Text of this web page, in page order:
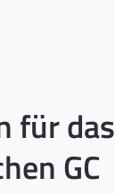
für das
GC